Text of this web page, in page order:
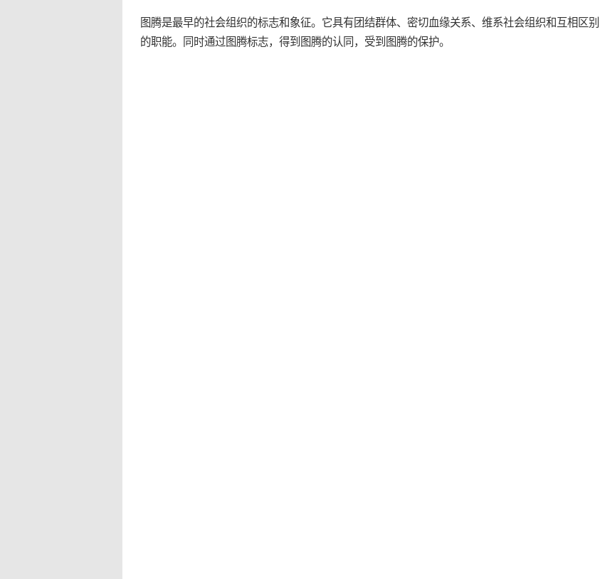
图腾是最早的社会组织的标志和象征。它具有团结群体、密切血缘关系、维系社会组织和互相区别
的职能。同时通过图腾标志，得到图腾的认同，受到图腾的保护。